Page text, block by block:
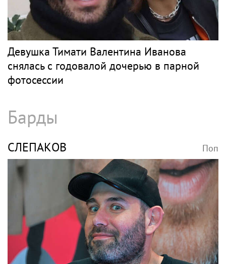
Девушка Тимати Валентина Иванова
снялась с годовалой дочерью в парной
фотосессии
Барды
СЛЕПАКОВ Поп